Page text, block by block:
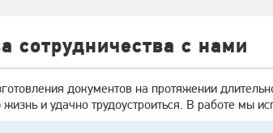
сотрудничества с нами
документов на протяжении
и удачно трудоустроиться. В работе мы